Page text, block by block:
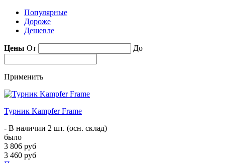
Популярные
Дороже
Дешевле
Цены От До
Применить
Турник Kampfer Frame
- В наличии 2 шт. (осн. склад)
было
3 806 руб
3 460 руб